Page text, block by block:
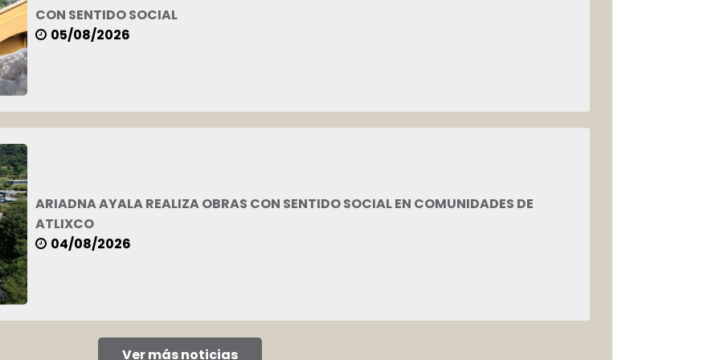
CON SENTIDO SOCIAL
05/08/2026
ARIADNA AYALA REALIZA OBRAS CON SENTIDO SOCIAL EN COMUNIDADES DE
ATLIXCO
04/08/2026
Ver más noticias
para transformar a Atlixco.
los encargos con vocación y entusiasmo.
en todo momento el compromiso con la ciudadanía y con los que más lo
las actividades con la máxima disposición y en estricto cumplimiento de las
la consecución de un mejor entorno para todas y todos, mediante la
públicos y propuestas de solución.
la ley, ayuda al combate a la corrupción.
fiscal, promueve y exige la trasparencia, además del buen uso de los